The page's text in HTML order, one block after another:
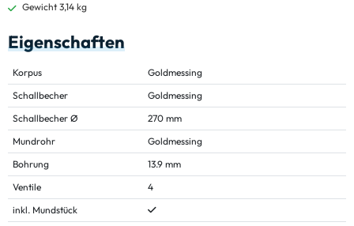
Gewicht 3,14 kg
Eigenschaften
Korpus
Goldmessing
Schallbecher
Goldmessing
Schallbecher Ø
270 mm
Mundrohr
Goldmessing
Bohrung
13.9 mm
Ventile
4
inkl. Mundstück